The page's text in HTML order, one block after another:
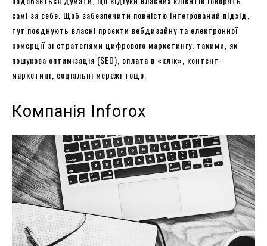
самі за себе. Щоб забезпечити повністю інтегрований підхід,
тут поєднують власні проєкти вебдизайну та електронної
комерції зі стратегіями цифрового маркетингу, такими, як
пошукова оптимізація (SEO), оплата в «клік», контент-
маркетинг, соціальні мережі тощо.
Компанія Inforox